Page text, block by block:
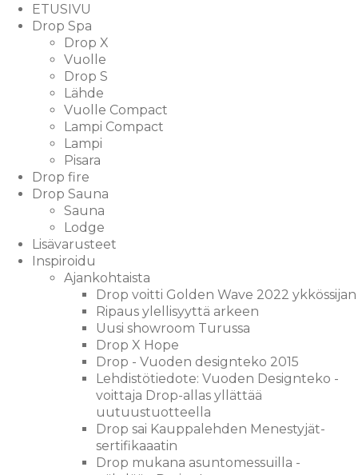
ETUSIVU
Drop Spa
Drop X
Vuolle
Drop S
Lähde
Vuolle Compact
Lampi Compact
Lampi
Pisara
Drop fire
Drop Sauna
Sauna
Lodge
Lisävarusteet
Inspiroidu
Ajankohtaista
Drop voitti Golden Wave 2022 ykkössijan
Ripaus ylellisyyttä arkeen
Uusi showroom Turussa
Drop X Hope
Drop - Vuoden designteko 2015
Lehdistötiedote: Vuoden Designteko -
voittaja Drop-allas yllättää
uutuustuotteella
Drop sai Kauppalehden Menestyjät-
sertifikaaatin
Drop mukana asuntomessuilla -